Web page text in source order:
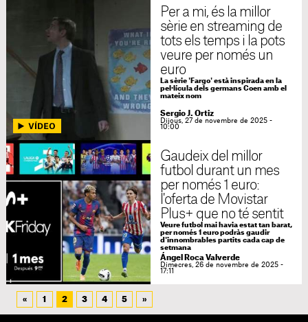
Per a mi, és la millor
sèrie en streaming de
tots els temps i la pots
veure per només un
euro
La sèrie 'Fargo' està inspirada en la
pel·lícula dels germans Coen amb el
mateix nom
Sergio J. Ortiz
Dijous, 27 de novembre de 2025 -
10:00
Gaudeix del millor
futbol durant un mes
per només 1 euro:
l'oferta de Movistar
Plus+ que no té sentit
Veure futbol mai havia estat tan barat,
per només 1 euro podràs gaudir
d'innombrables partits cada cap de
setmana
Ángel Roca Valverde
Dimecres, 26 de novembre de 2025 -
17:11
« 1 2 3 4 5 »